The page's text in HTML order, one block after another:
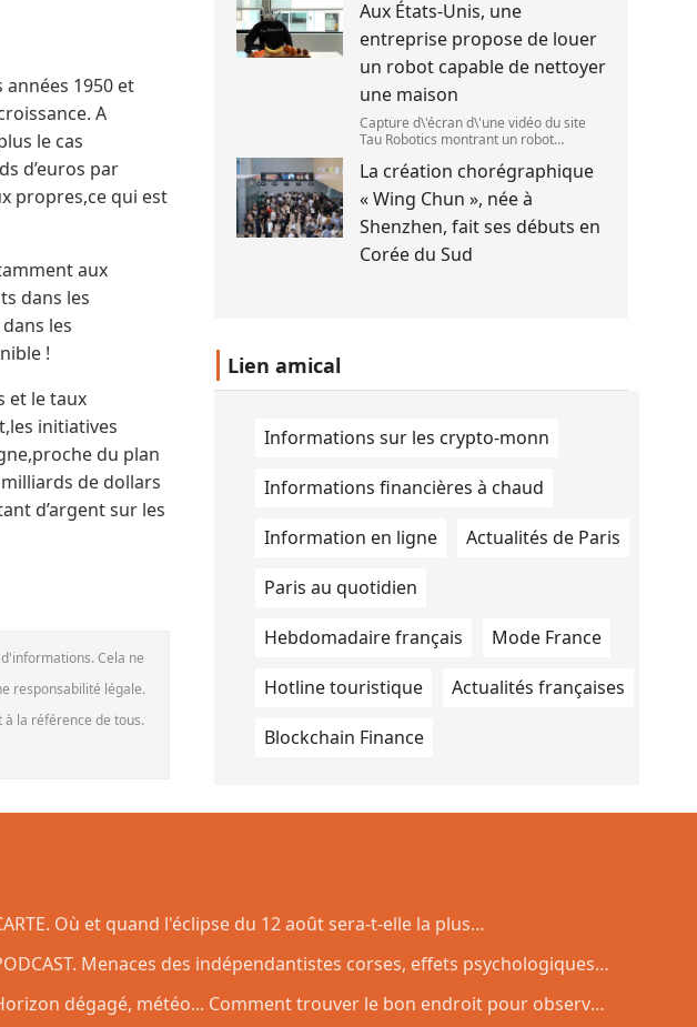
années 1950 et
A
le cas
d’euros par
propres,ce qui est
aux
dans les
les
!
et le taux
initiatives
du plan
de dollars
d’argent sur les
Cela ne
responsabilité légale.
la référence de tous.
préparent peut-être à photographier le
mieux possible l\'éclipse solaire,prévue
le 1
Aux États-Unis, une
entreprise propose de louer
un robot capable de nettoyer
une maison
Capture d\'écran d\'une vidéo du site
Tau Robotics montrant un robot
cuisine. (Tau Robotics)
La création chorégraphique
« Wing Chun », née à
Shenzhen, fait ses débuts en
Corée du Sud
Lien amical
Informations sur les crypto-monn
Informations financières à chaud
Information en ligne Actualités de Paris
Paris au quotidien
Hebdomadaire français Mode France
Hotline touristique Actualités françaises
Blockchain Finance
Où et quand l'éclipse du 12 août sera-t-elle la plus
dans l'Hexagone ?
Menaces des indépendantistes corses, effets psychologiques
incendies et Nuits des étoiles : ça dit quoi ce 7 août ?
dégagé, météo... Comment trouver le bon endroit pour observer